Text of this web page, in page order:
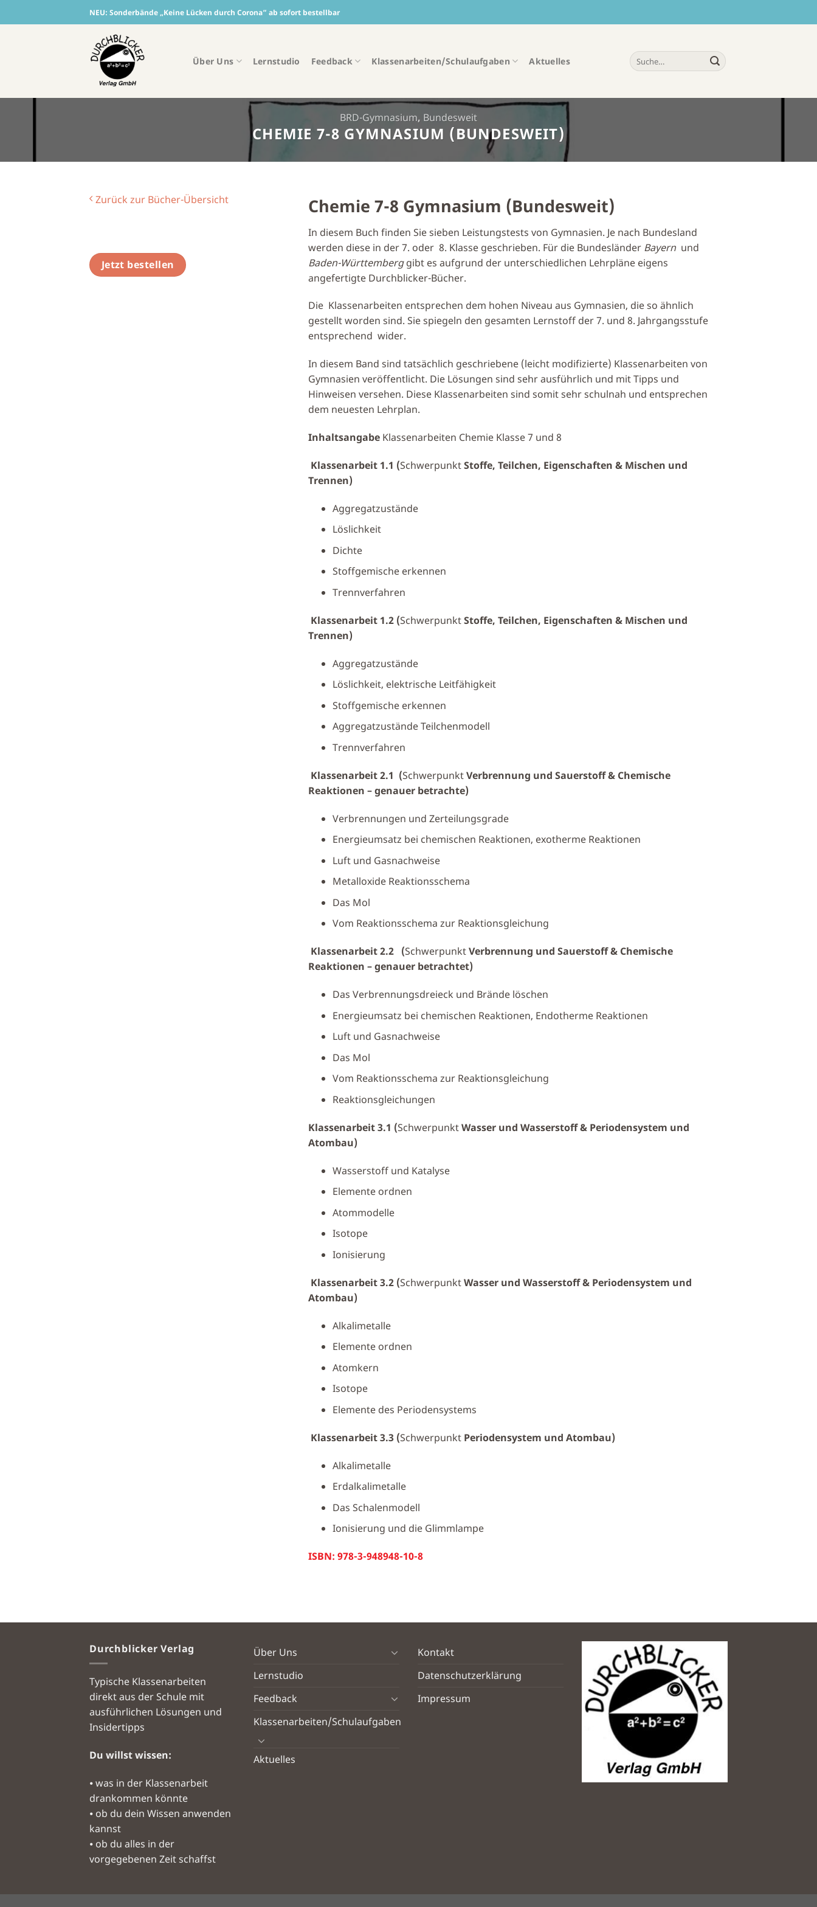
to
NEU: Sonderbände „Keine Lücken durch Corona“ ab sofort bestellbar
Über Uns Lernstudio Feedback Klassenarbeiten/Schulaufgaben Aktuelles
BRD-Gymnasium, Bundesweit
CHEMIE 7-8 GYMNASIUM (BUNDESWEIT)
Zurück zur Bücher-Übersicht
Jetzt bestellen
Chemie 7-8 Gymnasium (Bundesweit)
In diesem Buch finden Sie sieben Leistungstests von Gymnasien. Je nach Bundesland
werden diese in der 7. oder 8. Klasse geschrieben. Für die Bundesländer Bayern und
Baden-Württemberggibt es aufgrund der unterschiedlichen Lehrpläne eigens
angefertigte Durchblicker-Bücher.
Die Klassenarbeiten entsprechen dem hohen Niveau aus Gymnasien, die so ähnlich
gestellt worden sind. Sie spiegeln den gesamten Lernstoff der 7. und 8. Jahrgangsstufe
entsprechend wider.
In diesem Band sind tatsächlich geschriebene (leicht modifizierte) Klassenarbeiten von
Gymnasien veröffentlicht. Die Lösungen sind sehr ausführlich und mit Tipps und
Hinweisen versehen. Diese Klassenarbeiten sind somit sehr schulnah und entsprechen
dem neuesten Lehrplan.
Inhaltsangabe Klassenarbeiten Chemie Klasse 7 und 8
Klassenarbeit 1.1 (SchwerpunktStoffe, Teilchen, Eigenschaften & Mischen und
Trennen)
Aggregatzustände
Löslichkeit
Dichte
Stoffgemische erkennen
Trennverfahren
Klassenarbeit 1.2 (SchwerpunktStoffe, Teilchen, Eigenschaften & Mischen und
Trennen)
Aggregatzustände
Löslichkeit, elektrische Leitfähigkeit
Stoffgemische erkennen
Aggregatzustände Teilchenmodell
Trennverfahren
Klassenarbeit 2.1 (SchwerpunktVerbrennung und Sauerstoff & Chemische
Reaktionen – genauer betrachte)
Verbrennungen und Zerteilungsgrade
Energieumsatz bei chemischen Reaktionen, exotherme Reaktionen
Luft und Gasnachweise
Metalloxide Reaktionsschema
Das Mol
Vom Reaktionsschema zur Reaktionsgleichung
Klassenarbeit 2.2 (SchwerpunktVerbrennung und Sauerstoff & Chemische
Reaktionen – genauer betrachtet)
Das Verbrennungsdreieck und Brände löschen
Energieumsatz bei chemischen Reaktionen, Endotherme Reaktionen
Luft und Gasnachweise
Das Mol
Vom Reaktionsschema zur Reaktionsgleichung
Reaktionsgleichungen
Klassenarbeit 3.1 (SchwerpunktWasser und Wasserstoff & Periodensystem und
Atombau)
Wasserstoff und Katalyse
Elemente ordnen
Atommodelle
Isotope
Ionisierung
Klassenarbeit 3.2 (SchwerpunktWasser und Wasserstoff & Periodensystem und
Atombau)
Alkalimetalle
Elemente ordnen
Atomkern
Isotope
Elemente des Periodensystems
Klassenarbeit 3.3 (Schwerpunkt Periodensystem und Atombau)
Alkalimetalle
Erdalkalimetalle
Das Schalenmodell
Ionisierung und die Glimmlampe
ISBN: 978-3-948948-10-8
Durchblicker Verlag
Typische Klassenarbeiten
direkt aus der Schule mit
ausführlichen Lösungen und
Insidertipps
Du willst wissen:
⦁ was in der Klassenarbeit
drankommen könnte
⦁ ob du dein Wissen anwenden
kannst
⦁ ob du alles in der
vorgegebenen Zeit schaffst
Über Uns
Lernstudio
Feedback
Klassenarbeiten/Schulaufgaben
Aktuelles
Kontakt
Datenschutzerklärung
Impressum